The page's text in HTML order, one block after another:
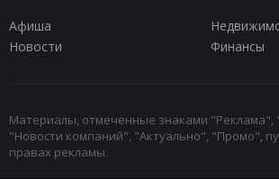
Афиша
Новости
Финансы
Материалы, отмеченные знаками "Реклама",
"Новости компаний", "Актуально", "Промо",
правах рекламы.